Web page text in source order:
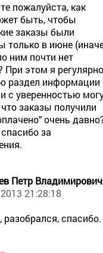
пожалуйста, как
быть, чтобы
заказы были
только в июне
ним почти нет
При этом я регулярно
раздел информации
с уверенностью
заказы получили
очень
за
Петр Владимирович
21:28:18
разобрался, спасибо.